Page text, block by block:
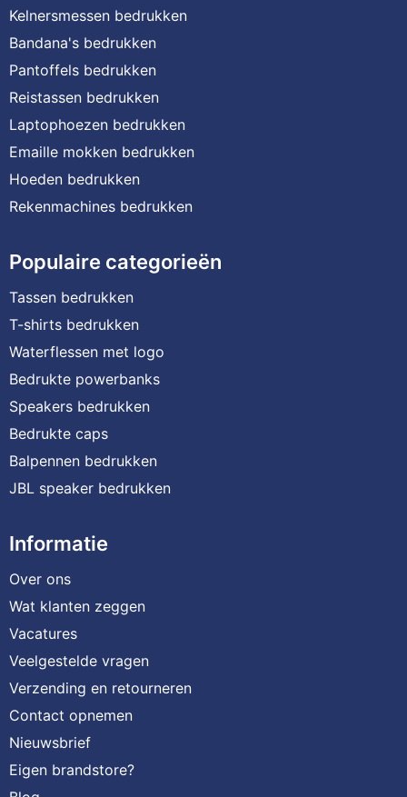
Kelnersmessen bedrukken
Bandana's bedrukken
Pantoffels bedrukken
Reistassen bedrukken
Laptophoezen bedrukken
Emaille mokken bedrukken
Hoeden bedrukken
Rekenmachines bedrukken
Populaire categorieën
Tassen bedrukken
T-shirts bedrukken
Waterflessen met logo
Bedrukte powerbanks
Speakers bedrukken
Bedrukte caps
Balpennen bedrukken
JBL speaker bedrukken
Informatie
Over ons
Wat klanten zeggen
Vacatures
Veelgestelde vragen
Verzending en retourneren
Contact opnemen
Nieuwsbrief
Eigen brandstore?